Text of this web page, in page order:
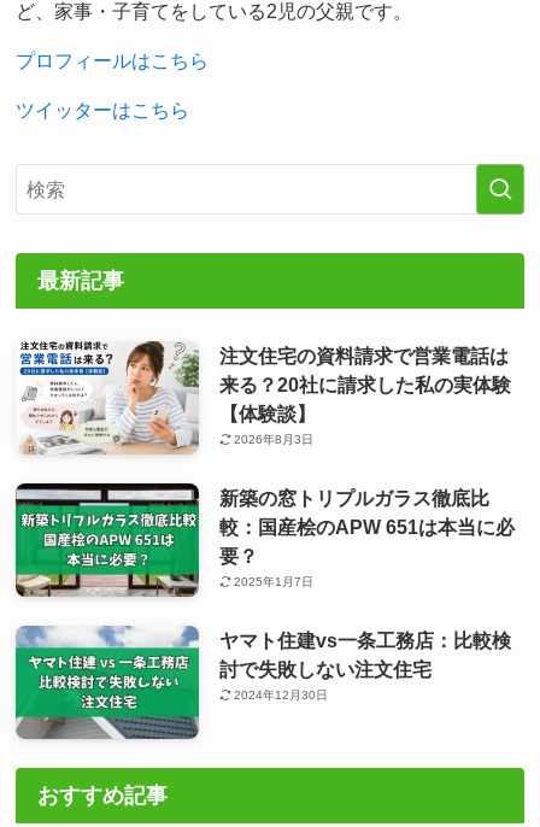
ど、家事・子育てをしている2児の父親です。
プロフィールはこちら
ツイッターはこちら
最新記事
注文住宅の資料請求で営業電話は
来る？20社に請求した私の実体験
【体験談】
2026年8月3日
新築の窓トリプルガラス徹底比
較：国産桧のAPW 651は本当に必
要？
2025年1月7日
ヤマト住建vs一条工務店：比較検
討で失敗しない注文住宅
2024年12月30日
おすすめ記事